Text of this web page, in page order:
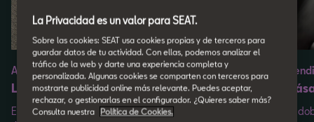
Autonomía
Listo para la aventura
El límite lo pones tú. El SEAT León Sportstourer e-HYBRID
El
La Privacidad es un valor para SEAT.
Sobre las cookies: SEAT usa cookies propias y de terceros para
guardar datos de tu actividad. Con ellas, podemos analizar el
tráfico de la web y darte una experiencia completa y
personalizada. Algunas cookies se comparten con terceros para
mostrarte publicidad online más relevante. Puedes aceptar,
rechazar, o gestionarlas en el configurador. ¿Quieres saber más?
Consulta nuestra
Política de Cookies.